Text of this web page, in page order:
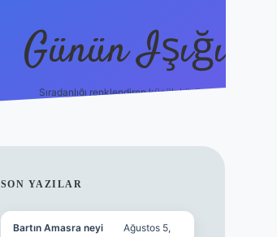
Günün Işığı
Sıradanlığı renklendiren küçük bilgiler.
SIDEBAR
SON YAZILAR
Bartın Amasra neyi
Ağustos 5,
grand opera bet